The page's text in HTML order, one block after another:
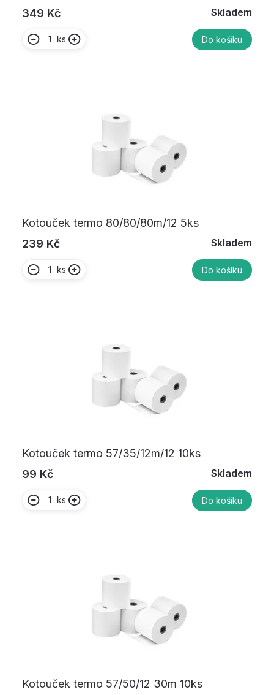
349 Kč
Skladem
ks Do košíku
Kotouček termo 80/80/80m/12 5ks
239 Kč
Skladem
ks Do košíku
Kotouček termo 57/35/12m/12 10ks
99 Kč
Skladem
ks Do košíku
Kotouček termo 57/50/12 30m 10ks